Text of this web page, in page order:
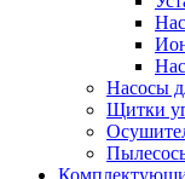
Насосы
Щитки